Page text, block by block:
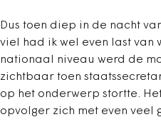
Dus toen diep in de nacht
viel had ik wel even last van
nationaal niveau werd de
zichtbaar toen
op het onderwerp stortte.
opvolger zich met even